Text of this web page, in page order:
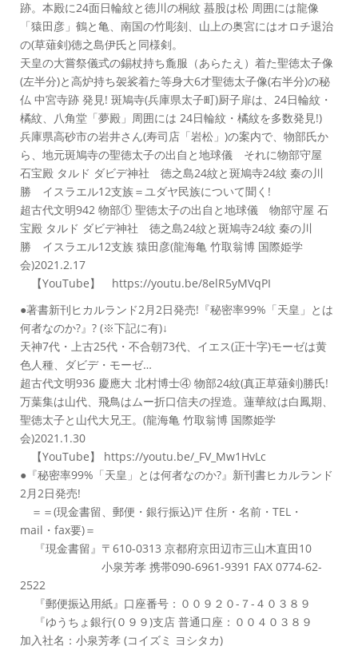
跡。本殿に24面日輪紋と徳川の桐紋 蟇股は松 周囲には龍像
「猿田彦」鶴と亀、南国の竹彫刻、山上の奥宮にはオロチ退治
の(草薙剣)徳之島伊氏と同様剣。
天皇の大嘗祭儀式の錫杖持ち麁服（あらたえ）着た聖徳太子像
(左半分)と高炉持ち袈裟着た等身大6才聖徳太子像(右半分)の秘
仏 中宮寺跡 発見! 斑鳩寺(兵庫県太子町)厨子扉は、24日輪紋・
橘紋、八角堂「夢殿」周囲には 24日輪紋・橘紋を多数発見!)
兵庫県高砂市の岩井さん(寿司店「岩松」)の案内で、物部氏か
ら、地元斑鳩寺の聖徳太子の出自と地球儀 それに物部守屋
石宝殿 タルド ダビデ神社 徳之島24紋と斑鳩寺24紋 秦の川
勝 イスラエル12支族＝ユダヤ民族について聞く!
超古代文明942 物部① 聖徳太子の出自と地球儀 物部守屋 石
宝殿 タルド ダビデ神社 徳之島24紋と斑鳩寺24紋 秦の川
勝 イスラエル12支族 猿田彦(龍海亀 竹取翁博 国際姫学
会)2021.2.17
【YouTube】 https://youtu.be/8elR5yMVqPI
●著書新刊ヒカルランド2月2日発売!『秘密率99%「天皇」とは
何者なのか?』? (※下記に有)↓
天神7代・上古25代・不合朝73代、イエス(正十字)モーゼは黄
色人種、ダビデ・モーゼ…
超古代文明936 慶應大 北村博士④ 物部24紋(真正草薙剣)勝氏!
万葉集は山代、飛鳥はムー折口信夫の捏造。蓮華紋は白鳳期、
聖徳太子と山代大兄王。(龍海亀 竹取翁博 国際姫学
会)2021.1.30
【YouTube】 https://youtu.be/_FV_Mw1HvLc
●『秘密率99%「天皇」とは何者なのか?』新刊書ヒカルランド
2月2日発売!
＝＝(現金書留、郵便・銀行振込)〒住所・名前・TEL・
mail・fax要)＝
『現金書留』〒610-0313 京都府京田辺市三山木直田10
小泉芳孝 携帯090-6961-9391 FAX 0774-62-
2522
『郵便振込用紙』口座番号：００９２０-７-４０３８９
『ゆうちょ銀行(０９９)支店 普通口座：００４０３８９
加入社名：小泉芳孝 (コイズミ ヨシタカ)